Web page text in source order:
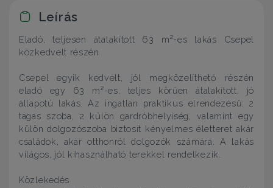
Leírás
Eladó, teljesen átalakított 63 m²-es lakás Csepel
közkedvelt részén
Csepel egyik kedvelt, jól megközelíthető részén
eladó egy 63 m²-es, teljes körűen átalakított, jó
állapotú lakás. Az ingatlan praktikus elrendezésű: 2
tágas szoba, 2 külön gardróbhelyiség, valamint egy
külön dolgozószoba biztosít kényelmes életteret akár
családok, akár otthonról dolgozók számára. A lakás
világos, jól kihasználható terekkel rendelkezik.
Közlekedés